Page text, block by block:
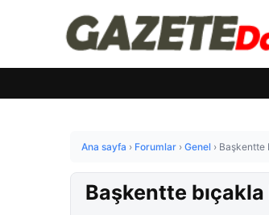
Ana sayfa › Forumlar › Genel › Başkentte
Başkentte